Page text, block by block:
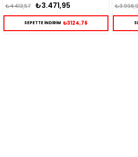
₺3.129,90
₺3.998,94
SEPETTE İNDİRİM